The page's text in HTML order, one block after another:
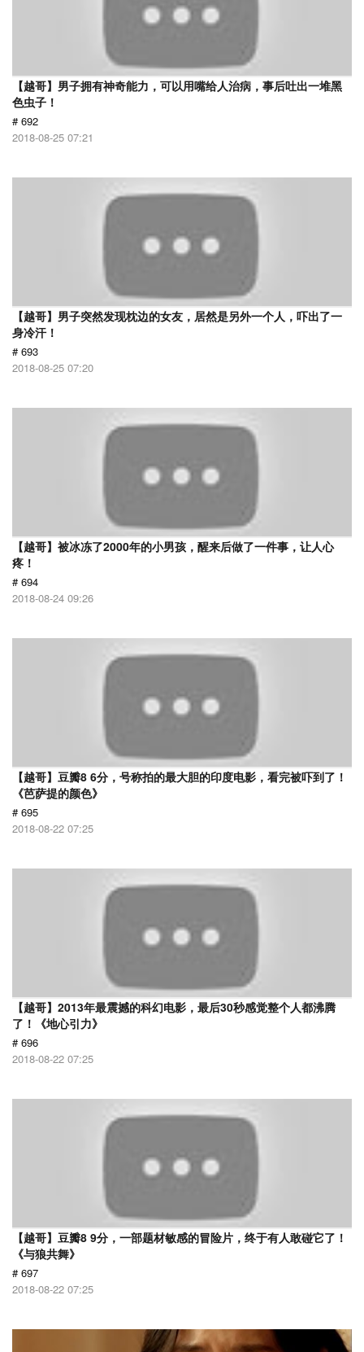
【越哥】男子拥有神奇能力，可以用嘴给人治病，事后吐出一堆黑
色虫子！
# 692
2018-08-25 07:21
【越哥】男子突然发现枕边的女友，居然是另外一个人，吓出了一
身冷汗！
# 693
2018-08-25 07:20
【越哥】被冰冻了2000年的小男孩，醒来后做了一件事，让人心
疼！
# 694
2018-08-24 09:26
【越哥】豆瓣8 6分，号称拍的最大胆的印度电影，看完被吓到了！
《芭萨提的颜色》
# 695
2018-08-22 07:25
【越哥】2013年最震撼的科幻电影，最后30秒感觉整个人都沸腾
了！《地心引力》
# 696
2018-08-22 07:25
【越哥】豆瓣8 9分，一部题材敏感的冒险片，终于有人敢碰它了！
《与狼共舞》
# 697
2018-08-22 07:25